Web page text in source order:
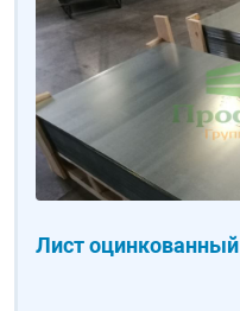
Лист оцинкованный